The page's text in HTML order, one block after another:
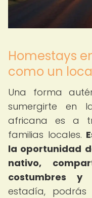
Homestays
como un
Una forma
sumergirte en
africana es a
familias locales.
la oportunidad
nativo,
costumbres y
estadía,